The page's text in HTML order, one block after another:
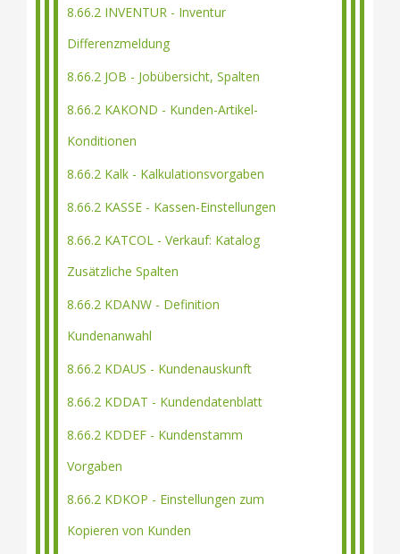
8.66.2 INVENTUR - Inventur
Differenzmeldung
8.66.2 JOB - Jobübersicht, Spalten
8.66.2 KAKOND - Kunden-Artikel-
Konditionen
8.66.2 Kalk - Kalkulationsvorgaben
8.66.2 KASSE - Kassen-Einstellungen
8.66.2 KATCOL - Verkauf: Katalog
Zusätzliche Spalten
8.66.2 KDANW - Definition
Kundenanwahl
8.66.2 KDAUS - Kundenauskunft
8.66.2 KDDAT - Kundendatenblatt
8.66.2 KDDEF - Kundenstamm
Vorgaben
8.66.2 KDKOP - Einstellungen zum
Kopieren von Kunden